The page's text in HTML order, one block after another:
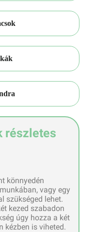
részletes
könnyedén
vagy egy
szükséged lehet.
kezed szabadon
úgy hozza a két
kézben is viheted.